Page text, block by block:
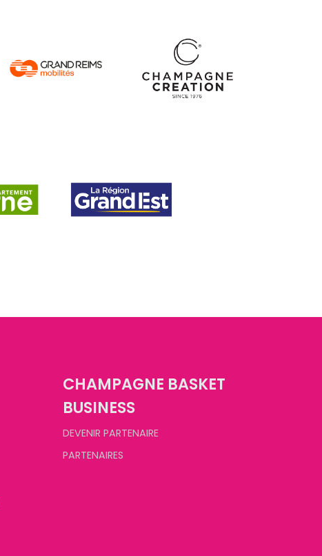
CHAMPAGNE BASKET
BUSINESS
DEVENIR PARTENAIRE
PARTENAIRES